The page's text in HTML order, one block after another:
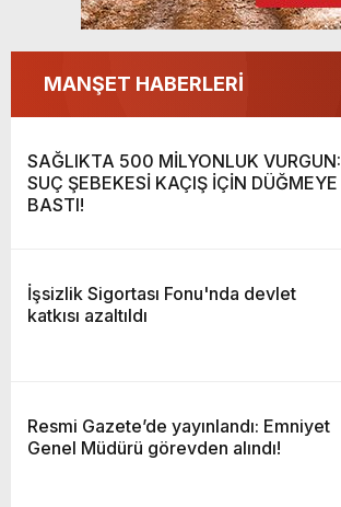
MANŞET HABERLERİ
SAĞLIKTA 500 MİLYONLUK VURGUN:
SUÇ ŞEBEKESİ KAÇIŞ İÇİN DÜĞMEYE
BASTI!
İşsizlik Sigortası Fonu'nda devlet
katkısı azaltıldı
Resmi Gazete’de yayınlandı: Emniyet
Genel Müdürü görevden alındı!